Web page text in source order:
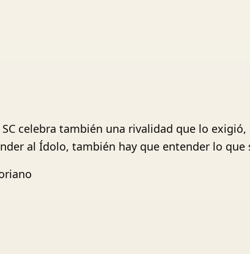
SC celebra también una rivalidad que lo
al Ídolo, también hay que entender lo